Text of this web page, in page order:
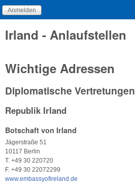
Irland - Anlaufstellen
Wichtige Adressen
Diplomatische Vertretungen
Republik Irland
Botschaft von Irland
Jägerstraße 51
10117 Berlin
T. +49 30 220720
F. +49 30 22072299
www.embassyofireland.de